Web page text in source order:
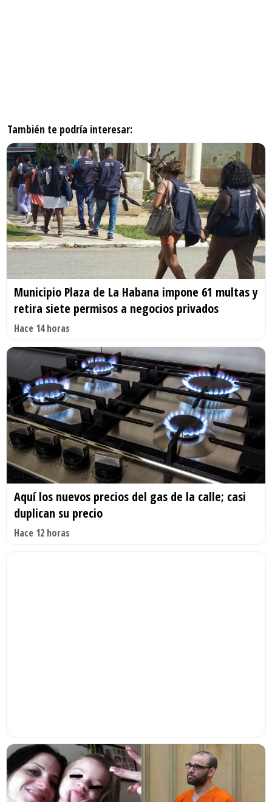
También te podría interesar:
Municipio Plaza de La Habana impone 61 multas y
retira siete permisos a negocios privados
Hace 14 horas
Aquí los nuevos precios del gas de la calle; casi
duplican su precio
Hace 12 horas